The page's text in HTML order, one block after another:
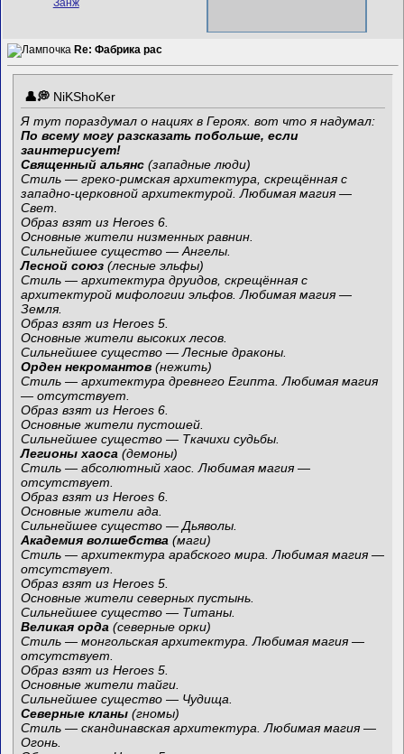
Re: Фабрика рас
NiKShoKer
Я тут пораздумал о нациях в Героях. вот что я надумал:
По всему могу разсказать побольше, если
заинтерисует!
Священный альянс (западные люди)
Стиль — греко-римская архитектура, скрещённая с
западно-церковной архитектурой. Любимая магия —
Свет.
Образ взят из Heroes 6.
Основные жители низменных равнин.
Сильнейшее существо — Ангелы.
Лесной союз (лесные эльфы)
Стиль — архитектура друидов, скрещённая с
архитектурой мифологии эльфов. Любимая магия —
Земля.
Образ взят из Heroes 5.
Основные жители высоких лесов.
Сильнейшее существо — Лесные драконы.
Орден некромантов (нежить)
Стиль — архитектура древнего Египта. Любимая магия
— отсутствует.
Образ взят из Heroes 6.
Основные жители пустошей.
Сильнейшее существо — Ткачихи судьбы.
Легионы хаоса (демоны)
Стиль — абсолютный хаос. Любимая магия —
отсутствует.
Образ взят из Heroes 6.
Основные жители ада.
Сильнейшее существо — Дьяволы.
Академия волшебства (маги)
Стиль — архитектура арабского мира. Любимая магия —
отсутствует.
Образ взят из Heroes 5.
Основные жители северных пустынь.
Сильнейшее существо — Титаны.
Великая орда (северные орки)
Стиль — монгольская архитектура. Любимая магия —
отсутствует.
Образ взят из Heroes 5.
Основные жители тайги.
Сильнейшее существо — Чудища.
Северные кланы (гномы)
Стиль — скандинавская архитектура. Любимая магия —
Огонь.